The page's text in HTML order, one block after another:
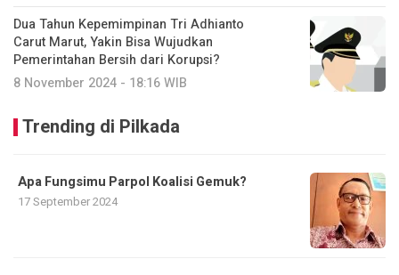
Dua Tahun Kepemimpinan Tri Adhianto
Carut Marut, Yakin Bisa Wujudkan
Pemerintahan Bersih dari Korupsi?
8 November 2024 - 18:16 WIB
Trending di Pilkada
Apa Fungsimu Parpol Koalisi Gemuk?
17 September 2024